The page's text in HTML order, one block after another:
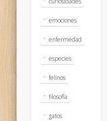
emociones
enfermedad
especies
felinos
filosofía
gatos